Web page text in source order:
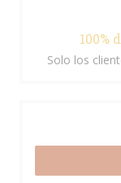
100%
Solo los